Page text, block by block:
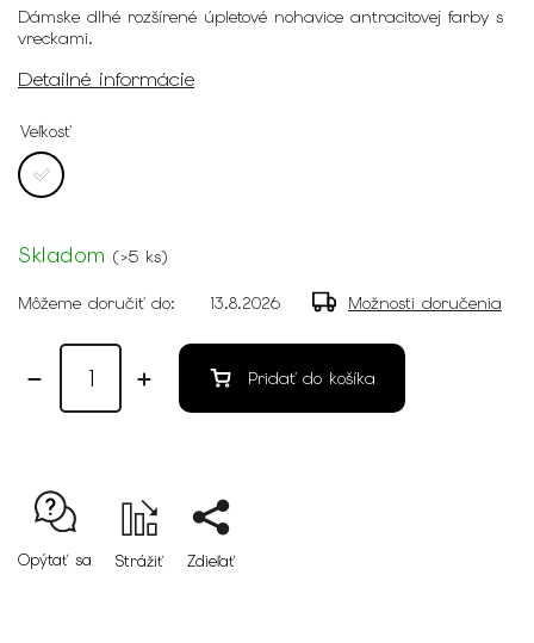
Dámske dlhé rozšírené úpletové nohavice antracitovej farby s
vreckami.
Detailné informácie
Veľkosť
Skladom (>5 ks)
Môžeme doručiť do: 13.8.2026 Možnosti doručenia
Pridať do košíka
Opýtať sa Strážiť Zdieľať